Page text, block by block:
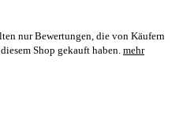
nur Bewertungen, die von Käufern
Shop gekauft haben. mehr